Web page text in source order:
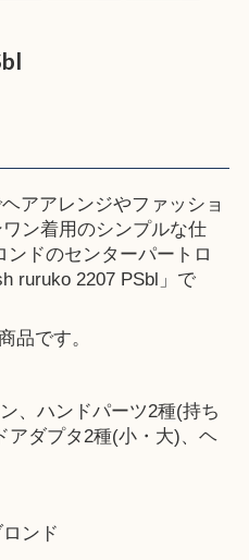
アアレンジやファッショ
ン着用のシンプルな仕
ドのセンターパートロ
ruruko 2207 PSbl」で
品です。
、ハンドパーツ2種(持ち
アダプタ2種(小・大)、ヘ
ンド